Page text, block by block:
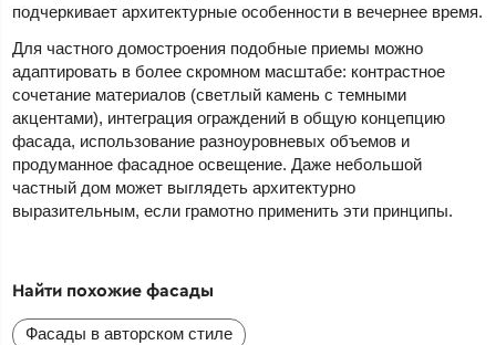
подчеркивает архитектурные особенности в вечернее время.
Для частного домостроения подобные приемы можно
адаптировать в более скромном масштабе: контрастное
сочетание материалов (светлый камень с темными
акцентами), интеграция ограждений в общую концепцию
фасада, использование разноуровневых объемов и
продуманное фасадное освещение. Даже небольшой
частный дом может выглядеть архитектурно
выразительным, если грамотно применить эти принципы.
Найти похожие фасады
Фасады в авторском стиле